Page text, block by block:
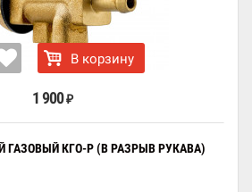
В корзину
1 900 ₽
ГАЗОВЫЙ КГО-Р (В РАЗРЫВ РУКАВА)